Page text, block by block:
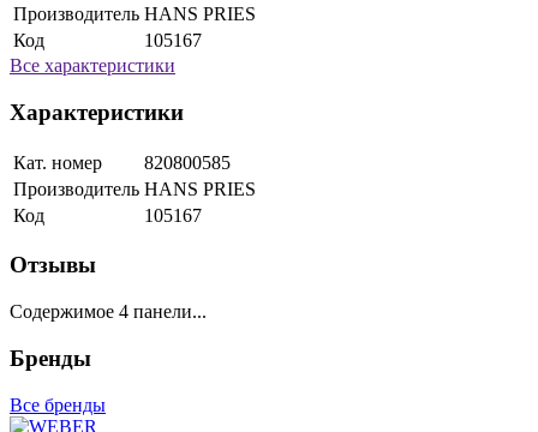
Производитель HANS PRIES
Код
105167
Все характеристики
Характеристики
Кат. номер
820800585
Производитель HANS PRIES
Код
105167
Отзывы
Содержимое 4 панели...
Бренды
Все бренды